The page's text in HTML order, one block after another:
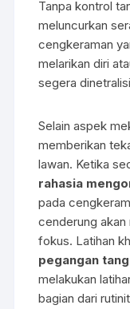
Tanpa kontrol
meluncurkan
cengkeraman
melarikan diri
segera
Selain aspek
memberikan
lawan. Ketika
rahasia
pada
cenderung akan
fokus. Latihan
pegangan
melakukan
bagian dari